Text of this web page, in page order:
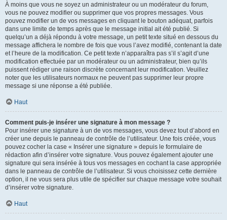
À moins que vous ne soyez un administrateur ou un modérateur du forum,
vous ne pouvez modifier ou supprimer que vos propres messages. Vous
pouvez modifier un de vos messages en cliquant le bouton adéquat, parfois
dans une limite de temps après que le message initial ait été publié. Si
quelqu’un a déjà répondu à votre message, un petit texte situé en dessous du
message affichera le nombre de fois que vous l’avez modifié, contenant la date
et l’heure de la modification. Ce petit texte n’apparaîtra pas s’il s’agit d’une
modification effectuée par un modérateur ou un administrateur, bien qu’ils
puissent rédiger une raison discrète concernant leur modification. Veuillez
noter que les utilisateurs normaux ne peuvent pas supprimer leur propre
message si une réponse a été publiée.
Haut
Comment puis-je insérer une signature à mon message ?
Pour insérer une signature à un de vos messages, vous devez tout d’abord en
créer une depuis le panneau de contrôle de l’utilisateur. Une fois créée, vous
pouvez cocher la case « Insérer une signature » depuis le formulaire de
rédaction afin d’insérer votre signature. Vous pouvez également ajouter une
signature qui sera insérée à tous vos messages en cochant la case appropriée
dans le panneau de contrôle de l’utilisateur. Si vous choisissez cette dernière
option, il ne vous sera plus utile de spécifier sur chaque message votre souhait
d’insérer votre signature.
Haut